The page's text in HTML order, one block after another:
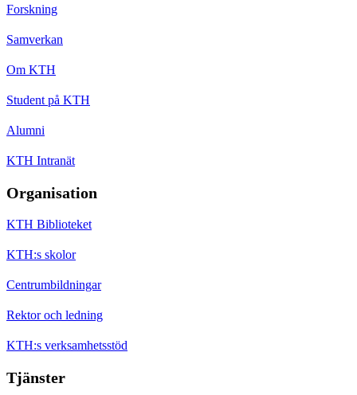
Forskning
Samverkan
Om KTH
Student på KTH
Alumni
KTH Intranät
Organisation
KTH Biblioteket
KTH:s skolor
Centrumbildningar
Rektor och ledning
KTH:s verksamhetsstöd
Tjänster